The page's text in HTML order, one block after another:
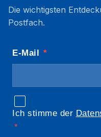
Die wichtigsten
Postfach.